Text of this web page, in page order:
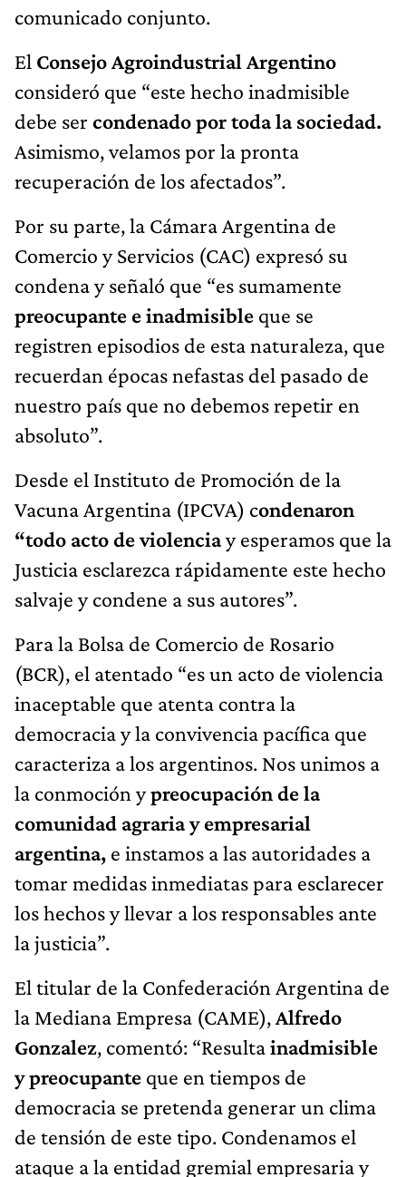
comunicado conjunto.
El Consejo Agroindustrial Argentino
consideró que “este hecho inadmisible
debe ser condenado por toda la sociedad.
Asimismo, velamos por la pronta
recuperación de los afectados”.
Por su parte, la Cámara Argentina de
Comercio y Servicios (CAC) expresó su
condena y señaló que “es sumamente
preocupante e inadmisible que se
registren episodios de esta naturaleza, que
recuerdan épocas nefastas del pasado de
nuestro país que no debemos repetir en
absoluto”.
Desde el Instituto de Promoción de la
Vacuna Argentina (IPCVA) condenaron
“todo acto de violenciay esperamos que la
Justicia esclarezca rápidamente este hecho
salvaje y condene a sus autores”.
Para la Bolsa de Comercio de Rosario
(BCR), el atentado “es un acto de violencia
inaceptable que atenta contra la
democracia y la convivencia pacífica que
caracteriza a los argentinos. Nos unimos a
la conmoción ypreocupación de la
comunidad agraria y empresarial
argentina, e instamos a las autoridades a
tomar medidas inmediatas para esclarecer
los hechos y llevar a los responsables ante
la justicia”.
El titular de la Confederación Argentina de
la Mediana Empresa (CAME),Alfredo
Gonzalez, comentó: “Resultainadmisible
y preocupante que en tiempos de
democracia se pretenda generar un clima
de tensión de este tipo. Condenamos el
ataque a la entidad gremial empresaria y